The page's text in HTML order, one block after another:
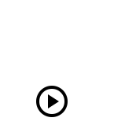
play_circle